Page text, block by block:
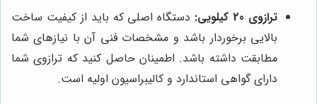
ترازوی 20 کیلویی:
دستگاه اصلی که باید از کیفیت ساخت
بالایی برخوردار باشد و مشخصات فنی آن با نیازهای شما
مطابقت داشته باشد. اطمینان حاصل کنید که ترازوی شما
دارای گواهی استاندارد و کالیبراسیون اولیه است.